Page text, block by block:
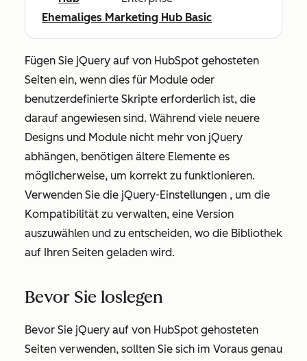
Ehemaliges Marketing Hub Basic
Fügen Sie jQuery auf von HubSpot gehosteten
Seiten ein, wenn dies für Module oder
benutzerdefinierte Skripte erforderlich ist, die
darauf angewiesen sind. Während viele neuere
Designs und Module nicht mehr von jQuery
abhängen, benötigen ältere Elemente es
möglicherweise, um korrekt zu funktionieren.
Verwenden Sie die jQuery-Einstellungen , um die
Kompatibilität zu verwalten, eine Version
auszuwählen und zu entscheiden, wo die Bibliothek
auf Ihren Seiten geladen wird.
Bevor Sie loslegen
Bevor Sie jQuery auf von HubSpot gehosteten
Seiten verwenden, sollten Sie sich im Voraus genau